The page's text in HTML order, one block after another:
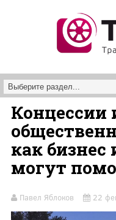
Концессии
как бизнес
могут
Павел Яблоков 22